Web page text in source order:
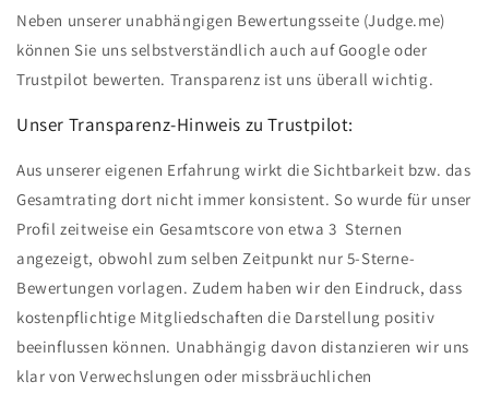
Neben unserer unabhängigen Bewertungsseite (Judge.me)
können Sie uns selbstverständlich auch auf Google oder
Trustpilot bewerten. Transparenz ist uns überall wichtig.
Unser Transparenz-Hinweis zu Trustpilot:
Aus unserer eigenen Erfahrung wirkt die Sichtbarkeit bzw. das
Gesamtrating dort nicht immer konsistent. So wurde für unser
Profil zeitweise ein Gesamtscore von etwa 3 Sternen
angezeigt, obwohl zum selben Zeitpunkt nur 5-Sterne-
Bewertungen vorlagen. Zudem haben wir den Eindruck, dass
kostenpflichtige Mitgliedschaften die Darstellung positiv
beeinflussen können. Unabhängig davon distanzieren wir uns
klar von Verwechslungen oder missbräuchlichen